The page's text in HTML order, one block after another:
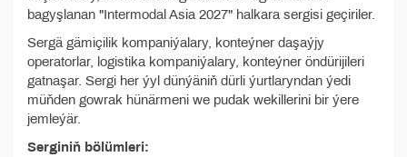
bagyşlanan "Intermodal Asia 2027" halkara sergisi geçiriler.
Sergä gämiçilik kompaniýalary, konteýner daşaýjy
operatorlar, logistika kompaniýalary, konteýner öndürijileri
gatnaşar. Sergi her ýyl dünýäniň dürli ýurtlaryndan ýedi
müňden gowrak hünärmeni we pudak wekillerini bir ýere
jemleýär.
Serginiň bölümleri: